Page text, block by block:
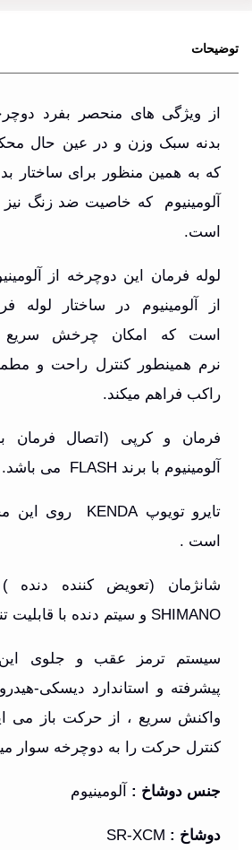
توضیحات
از ویژگی های منحصر بفرد
بدنه سبک وزن و در عین حال
که به همین منظور برای ساختار
آلومینیوم که خاصیت ضد زنگ نیز
است.
لوله فرمان این دوچرخه از
از آلومینیوم در ساختار لوله
است که امکان چرخش
نرم همینطور کنترل راحت و
راکب فراهم میکند.
فرمان و کرپی (اتصال فرمان
آلومینیوم با برند FLASH می باشد.
تایرو تویوپ KENDA
روی این
است .
شانژمان (تعویض کننده دنده
SHIMANO و سیتم دنده با قابلیت تنظیم در 27 حالت .
سیستم ترمز عقب و جلوی
پیشرفته و استاندارد دیسکی-
واکنش سریع ، از حرکت باز می
کنترل حرکت را به دوچرخه سوار
جنس دوشاخ : آلومینیوم
دوشاخ :
SR-XCM